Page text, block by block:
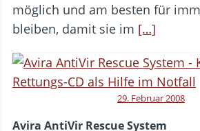
möglich und am besten für
bleiben, damit sie im […]
29. Februar 2008
Avira AntiVir Rescue System